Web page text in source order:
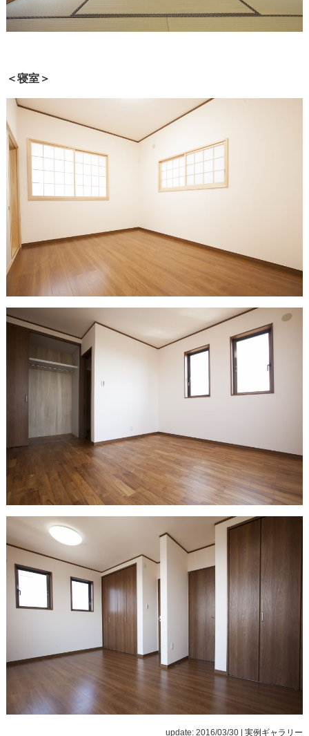
＜寝室＞
update: 2016/03/30 |実例ギャラリー